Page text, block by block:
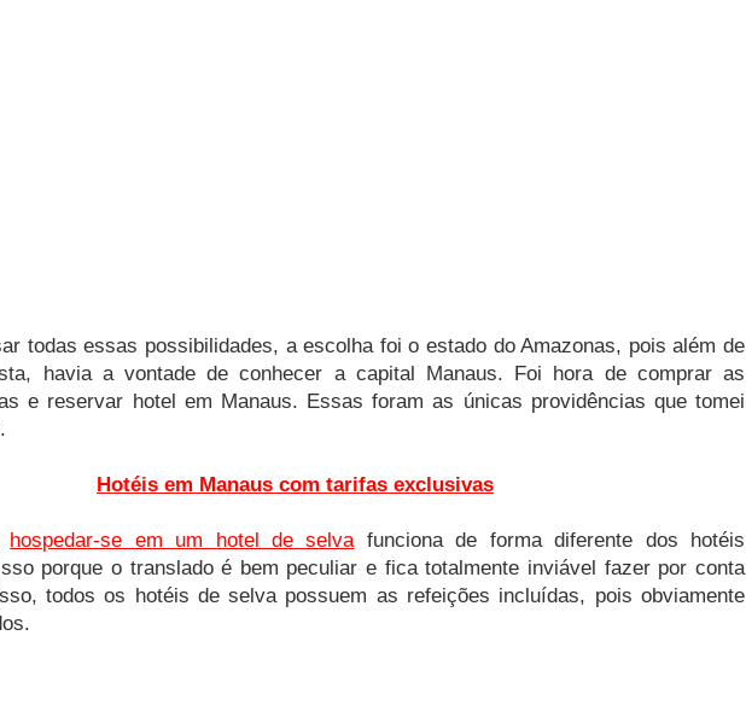
todas essas possibilidades, a escolha foi o estado do Amazonas, pois além de
havia a vontade de conhecer a capital Manaus. Foi hora de comprar as
e reservar hotel em Manaus. Essas foram as únicas providências que tomei
Hotéis em Manaus com tarifas exclusivas
hospedar-se em um hotel de selva funciona de forma diferente dos hotéis
porque o translado é bem peculiar e fica totalmente inviável fazer por conta
todos os hotéis de selva possuem as refeições incluídas, pois obviamente